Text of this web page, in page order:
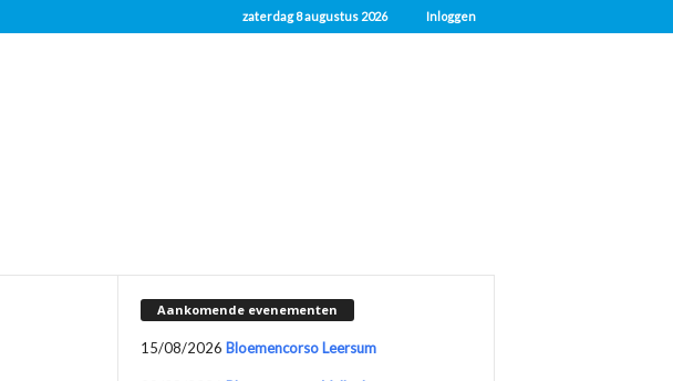
zaterdag 8 augustus 2026 Inloggen
Aankomende evenementen
15/08/2026 Bloemencorso Leersum